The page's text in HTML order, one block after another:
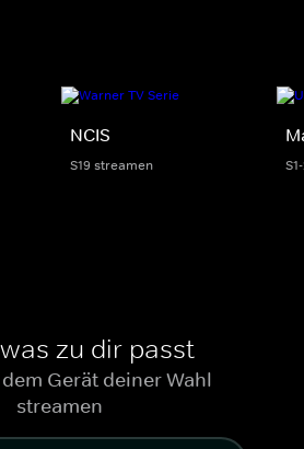
NCIS
S19 streamen
zu dir passt
Gerät deiner Wahl
streamen